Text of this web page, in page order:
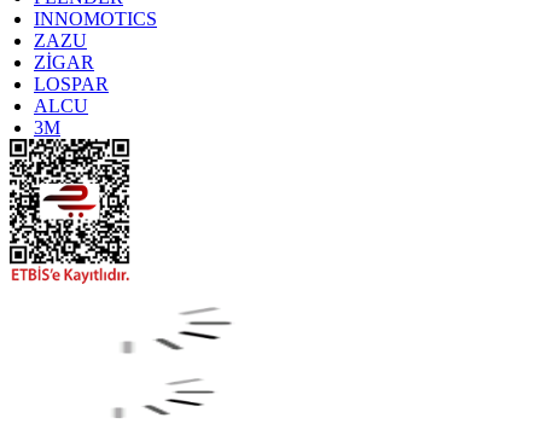
INNOMOTICS
ZAZU
ZİGAR
LOSPAR
ALCU
3M